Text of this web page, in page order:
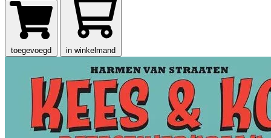
toegevoegd in winkelmand